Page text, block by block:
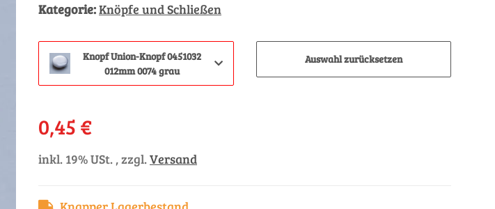
Kategorie:Knöpfe und Schließen
Knopf Union-Knopf 0451032
012mm 0074 grau
Auswahl zurücksetzen
0,45 €
inkl. 19% USt. , zzgl.Versand